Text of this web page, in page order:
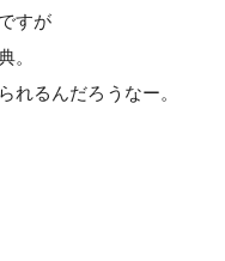
すが
。
れるんだろうなー。